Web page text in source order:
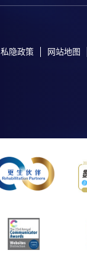
私隐政策 网站地图